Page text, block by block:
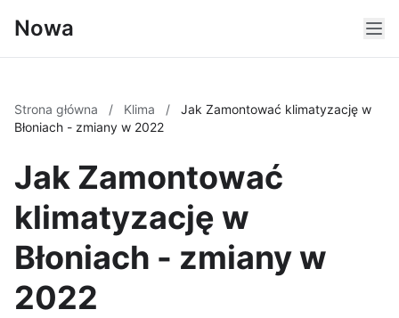
Nowa
Strona główna / Klima /
Jak Zamontować klimatyzację w
Błoniach - zmiany w 2022
Jak Zamontować
klimatyzację w
Błoniach - zmiany w
2022